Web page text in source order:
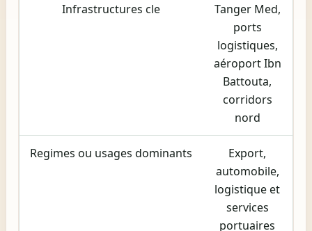
Infrastructures cle
Tanger Med,
ports
logistiques,
aéroport Ibn
Battouta,
corridors
nord
Regimes ou usages dominants
Export,
automobile,
logistique et
services
portuaires